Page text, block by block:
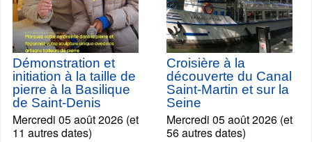
Démonstration et
initiation à la taille de
pierre à la Basilique
de Saint-Denis
Mercredi 05 août 2026 (et
11 autres dates)
Croisière à la
découverte du Canal
Saint-Martin et sur la
Seine
Mercredi 05 août 2026 (et
56 autres dates)